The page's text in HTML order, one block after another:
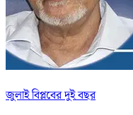
জুলাই বিপ্লবের দুই বছর